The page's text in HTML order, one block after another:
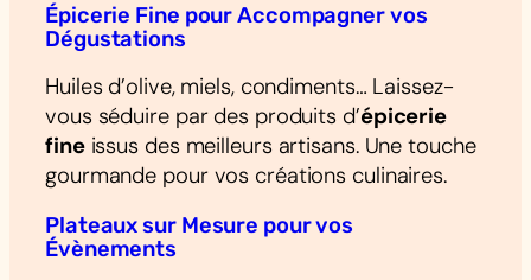
Épicerie Fine pour Accompagner vos
Dégustations
Huiles d’olive, miels, condiments… Laissez-
vous séduire par des produits d’épicerie
fineissus des meilleurs artisans. Une touche
gourmande pour vos créations culinaires.
Plateaux sur Mesure pour vos
Évènements